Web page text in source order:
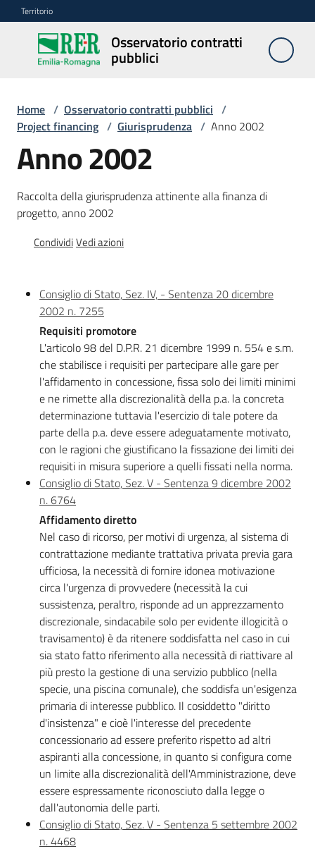
Vai al contenuto
Vai alla navigazione
Vai al footer
Territorio
Osservatorio contratti
pubblici
Osservatorio
contratti
Elenco
regionale
SITAR
merito
Valori
agricoli
medi
Avvisi
Newsletter
Territorio
Argomenti
Novità
Servizi
Leggi Atti Bandi
Piani Programmi
Progetti
Home / Osservatorio contratti pubblici /
Project financing / Giurisprudenza / Anno 2002
Anno 2002
Raccolta della giurisprudenza attinente alla finanza di
progetto, anno 2002
CondividiVedi azioni
Consiglio di Stato, Sez. IV, - Sentenza 20 dicembre
2002 n. 7255
Requisiti promotore
L'articolo 98 del D.P.R. 21 dicembre 1999 n. 554 e s.m.
che stabilisce i requisiti per partecipare alle gare per
l'affidamento in concessione, fissa solo dei limiti minimi
e ne rimette alla discrezionalità della p.a. la concreta
determinazione tuttavia l'esercizio di tale potere da
parte della p.a. deve essere adeguatamente motivato,
con le ragioni che giustificano la fissazione dei limiti dei
requisiti in misura superiore a quelli fissati nella norma.
Consiglio di Stato, Sez. V - Sentenza 9 dicembre 2002
n. 6764
Affidamento diretto
Nel caso di ricorso, per motivi di urgenza, al sistema di
contrattazione mediante trattativa privata previa gara
ufficiosa, la necessità di fornire idonea motivazione
circa l'urgenza di provvedere (necessità la cui
sussistenza, peraltro, risponde ad un apprezzamento
discrezionale, sindacabile solo per evidente illogicità o
travisamento) è da ritenere soddisfatta nel caso in cui
sia stato fatto riferimento alla necessità di riattivare al
più presto la gestione di una servizio pubblico (nella
specie, una piscina comunale), che soddisfa un'esigenza
primaria di interesse pubblico. Il cosiddetto "diritto
d'insistenza" e cioè l'interesse del precedente
concessionario ad essere preferito rispetto ad altri
aspiranti alla concessione, in quanto si configura come
un limite alla discrezionalità dell'Amministrazione, deve
essere espressamente riconosciuto dalla legge o
dall'autonomia delle parti.
Consiglio di Stato, Sez. V - Sentenza 5 settembre 2002
n. 4468